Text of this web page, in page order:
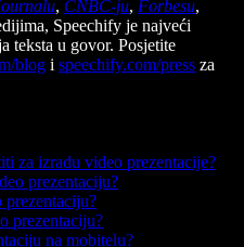
, CNBC-ju, Forbesu,
Speechify je najveći
teksta u govor. Posjetite
blog i speechify.com/press za
za izradu video prezentacije?
prezentaciju?
prezentaciju?
na mobitelu?